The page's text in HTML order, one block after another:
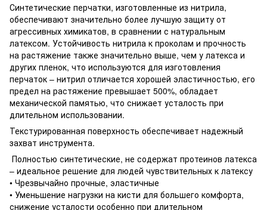
Синтетические перчатки, изготовленные из нитрила,
обеспечивают значительно более лучшую защиту от
агрессивных химикатов, в сравнении с натуральным
латексом. Устойчивость нитрила к проколам и прочность
на растяжение также значительно выше, чем у латекса и
других пленок, что используются для изготовления
перчаток – нитрил отличается хорошей эластичностью, его
предел на растяжение превышает 500%, обладает
механической памятью, что снижает усталость при
длительном использовании.
Текстурированная поверхность обеспечивает надежный
захват инструмента.
Полностью синтетические, не содержат протеинов латекса
– идеальное решение для людей чувствительных к латексу
• Чрезвычайно прочные, эластичные
• Уменьшение нагрузки на кисти для большего комфорта,
снижение усталости особенно при длительном